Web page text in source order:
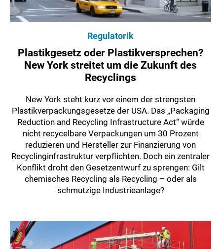
Regulatorik
Plastikgesetz oder Plastikversprechen?
New York streitet um die Zukunft des
Recyclings
New York steht kurz vor einem der strengsten
Plastikverpackungsgesetze der USA. Das „Packaging
Reduction and Recycling Infrastructure Act“ würde
nicht recycelbare Verpackungen um 30 Prozent
reduzieren und Hersteller zur Finanzierung von
Recyclinginfrastruktur verpflichten. Doch ein zentraler
Konflikt droht den Gesetzentwurf zu sprengen: Gilt
chemisches Recycling als Recycling – oder als
schmutzige Industrieanlage?